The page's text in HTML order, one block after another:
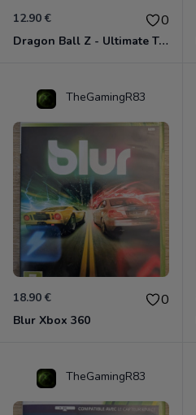
12.90 € 0
Dragon Ball Z - Ultimate Tenkaichi Xbox 360
TheGamingR83
18.90 € 0
Blur Xbox 360
TheGamingR83